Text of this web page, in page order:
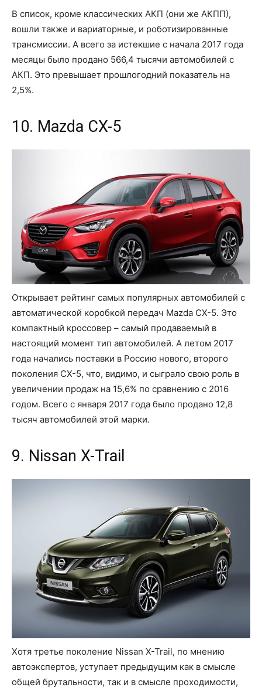
В список, кроме классических АКП (они же АКПП),
вошли также и вариаторные, и роботизированные
трансмиссии. А всего за истекшие с начала 2017 года
месяцы было продано 566,4 тысячи автомобилей с
АКП. Это превышает прошлогодний показатель на
2,5%.
10. Mazda CX-5
Открывает рейтинг самых популярных автомобилей с
автоматической коробкой передач Mazda CX-5. Это
компактный кроссовер – самый продаваемый в
настоящий момент тип автомобилей. А летом 2017
года начались поставки в Россию нового, второго
поколения CX-5, что, видимо, и сыграло свою роль в
увеличении продаж на 15,6% по сравнению с 2016
годом. Всего с января 2017 года было продано 12,8
тысяч автомобилей этой марки.
9. Nissan X-Trail
Хотя третье поколение Nissan X-Trail, по мнению
автоэкспертов, уступает предыдущим как в смысле
общей брутальности, так и в смысле проходимости,